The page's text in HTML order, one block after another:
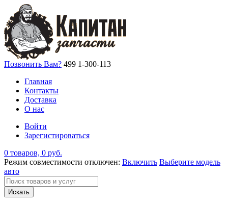
Позвонить Вам? 499 1-300-113
Главная
Контакты
Доставка
О нас
Войти
Зарегистироваться
0 товаров, 0 руб.
Режим совместимости отключен: Включить Выберите модель
авто
Искать